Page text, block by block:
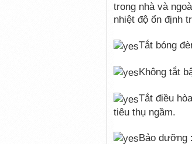
trong nhà và
nhiệt độ ổn định
Tắt bóng
Không tắt
Tắt điều
tiêu thụ ngầm.
Bảo dưỡng